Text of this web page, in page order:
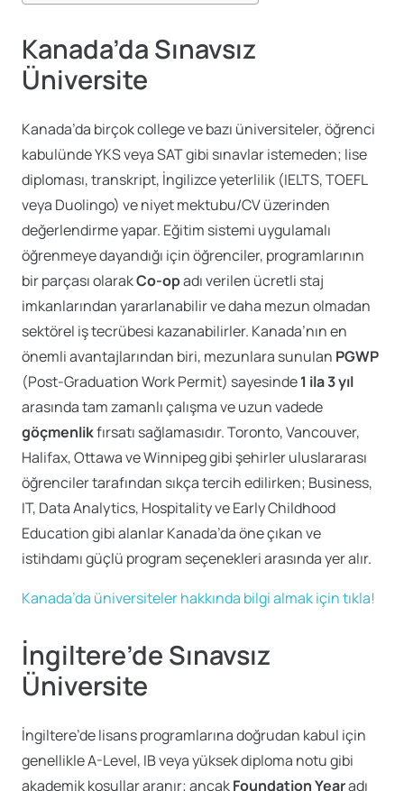
Kanada’da Sınavsız
Üniversite
Kanada’da birçok college ve bazı üniversiteler, öğrenci
kabulünde YKS veya SAT gibi sınavlar istemeden; lise
diploması, transkript, İngilizce yeterlilik (IELTS, TOEFL
veya Duolingo) ve niyet mektubu/CV üzerinden
değerlendirme yapar. Eğitim sistemi uygulamalı
öğrenmeye dayandığı için öğrenciler, programlarının
bir parçası olarakCo-opadı verilen ücretli staj
imkanlarından yararlanabilir ve daha mezun olmadan
sektörel iş tecrübesi kazanabilirler. Kanada’nın en
önemli avantajlarından biri, mezunlara sunulan PGWP
(Post-Graduation Work Permit) sayesinde1 ila 3 yıl
arasında tam zamanlı çalışma ve uzun vadede
göçmenlikfırsatı sağlamasıdır. Toronto, Vancouver,
Halifax, Ottawa ve Winnipeg gibi şehirler uluslararası
öğrenciler tarafından sıkça tercih edilirken; Business,
IT, Data Analytics, Hospitality ve Early Childhood
Education gibi alanlar Kanada’da öne çıkan ve
istihdamı güçlü program seçenekleri arasında yer alır.
Kanada’da üniversiteler hakkında bilgi almak için tıkla!
İngiltere’de Sınavsız
Üniversite
İngiltere’de lisans programlarına doğrudan kabul için
genellikle A-Level, IB veya yüksek diploma notu gibi
akademik koşullar aranır; ancakFoundation Yearadı